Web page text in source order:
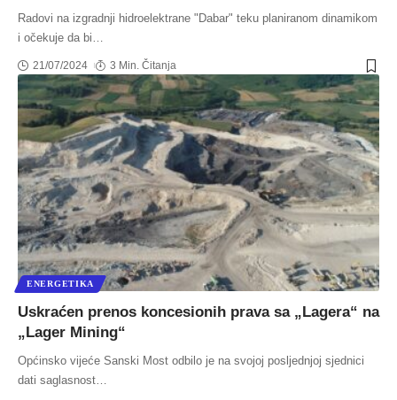
Radovi na izgradnji hidroelektrane "Dabar" teku planiranom dinamikom
i očekuje da bi…
21/07/2024 3 Min. Čitanja
ENERGETIKA
Uskraćen prenos koncesionih prava sa „Lagera“ na
„Lager Mining“
Općinsko vijeće Sanski Most odbilo je na svojoj posljednjoj sjednici
dati saglasnost